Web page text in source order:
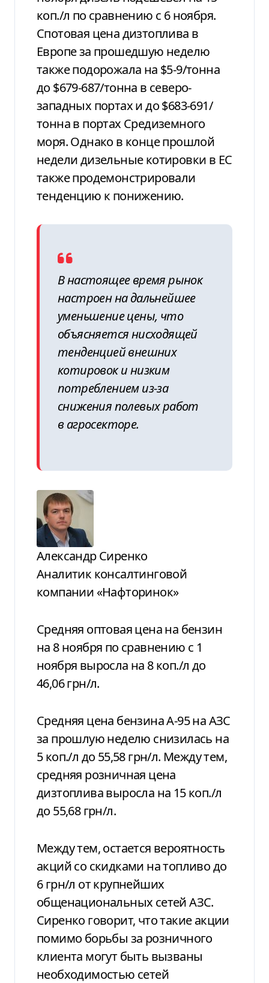
коп./л по сравнению с 6 ноября.
Спотовая цена дизтоплива в
Европе за прошедшую неделю
также подорожала на $5-9/тонна
до $679-687/тонна в северо-
западных портах и до $683-691/
тонна в портах Средиземного
моря. Однако в конце прошлой
недели дизельные котировки в ЕС
также продемонстрировали
тенденцию к понижению.
В настоящее время рынок
настроен на дальнейшее
уменьшение цены, что
объясняется нисходящей
тенденцией внешних
котировок и низким
потреблением из-за
снижения полевых работ
в агросекторе.
Александр Сиренко
Аналитик консалтинговой
компании «Нафторинок»
Средняя оптовая цена на бензин
на 8 ноября по сравнению с 1
ноября выросла на 8 коп./л до
46,06 грн/л.
Средняя цена бензина А-95 на АЗС
за прошлую неделю снизилась на
5 коп./л до 55,58 грн/л. Между тем,
средняя розничная цена
дизтоплива выросла на 15 коп./л
до 55,68 грн/л.
Между тем, остается вероятность
акций со скидками на топливо до
6 грн/л от крупнейших
общенациональных сетей АЗС.
Сиренко говорит, что такие акции
помимо борьбы за розничного
клиента могут быть вызваны
необходимостью сетей